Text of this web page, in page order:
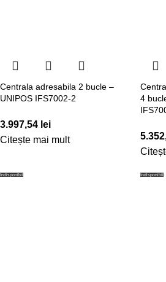
Centrala adresabila 2 bucle –
UNIPOS IFS7002-2
3.997,54 lei
Citește mai mult
4
Indisponibil Indisponibil